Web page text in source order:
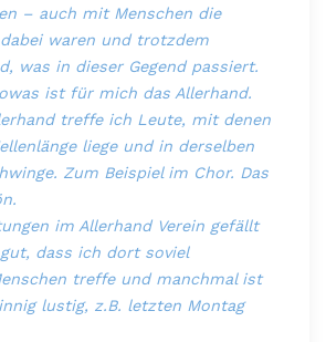
– auch mit Menschen die
waren und trotzdem
was in dieser Gegend passiert.
ist für mich das Allerhand.
treffe ich Leute, mit denen
liege und in derselben
Zum Beispiel im Chor. Das
im Allerhand Verein gefällt
dass ich dort soviel
treffe und manchmal ist
lustig, z.B. letzten Montag